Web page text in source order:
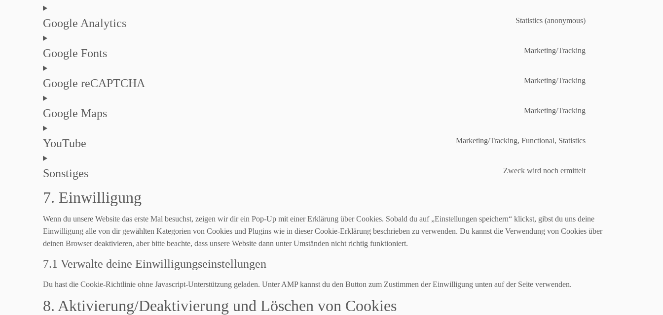
Google Analytics Statistics (anonymous)
Google Fonts Marketing/Tracking
Google reCAPTCHA Marketing/Tracking
Google Maps Marketing/Tracking
YouTube Marketing/Tracking, Functional, Statistics
Sonstiges Zweck wird noch ermittelt
7. Einwilligung
Wenn du unsere Website das erste Mal besuchst, zeigen wir dir ein Pop-Up mit einer Erklärung über Cookies. Sobald du auf „Einstellungen speichern“ klickst, gibst du uns deine
Einwilligung alle von dir gewählten Kategorien von Cookies und Plugins wie in dieser Cookie-Erklärung beschrieben zu verwenden. Du kannst die Verwendung von Cookies über
deinen Browser deaktivieren, aber bitte beachte, dass unsere Website dann unter Umständen nicht richtig funktioniert.
7.1 Verwalte deine Einwilligungseinstellungen
Du hast die Cookie-Richtlinie ohne Javascript-Unterstützung geladen. Unter AMP kannst du den Button zum Zustimmen der Einwilligung unten auf der Seite verwenden.
8. Aktivierung/Deaktivierung und Löschen von Cookies